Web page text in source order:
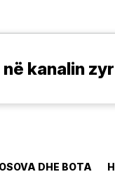
në kanalin
DHE BOTA